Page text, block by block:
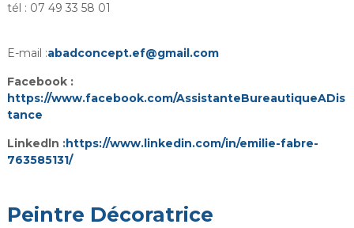
tél : 07 49 33 58 01
E-mail :abadconcept.ef@gmail.com
Facebook :
https://www.facebook.com/AssistanteBureautiqueADis
tance
Linkedln :https://www.linkedin.com/in/emilie-fabre-
763585131/
Peintre Décoratrice